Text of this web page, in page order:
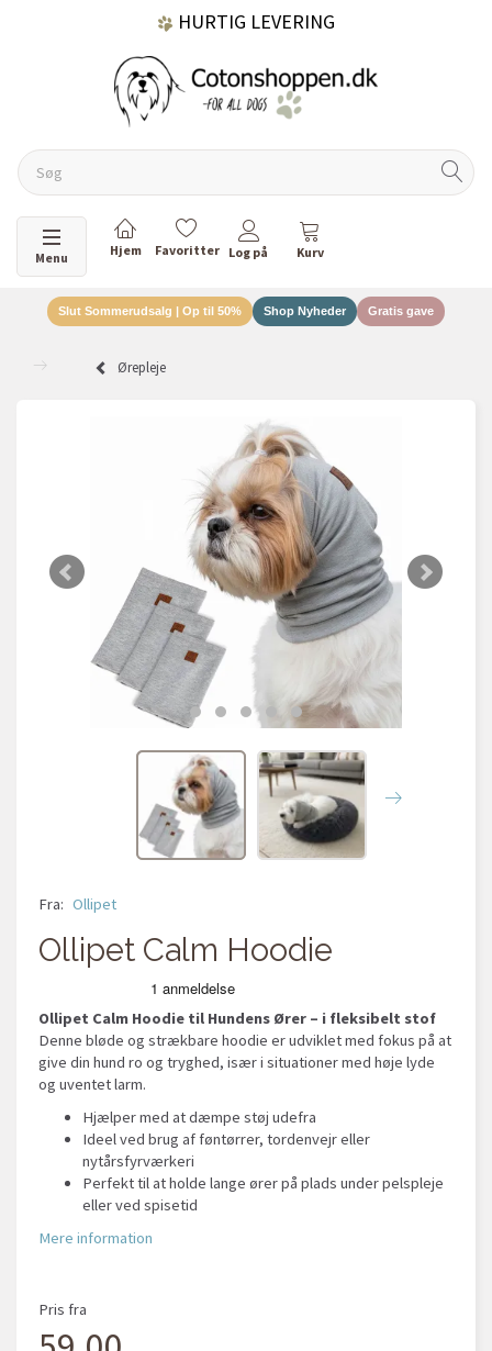
HURTIG LEVERING
60 DAGES RETURRET
Skifte navigation
Menu
Slut Sommerudsalg | Op til 50% Shop Nyheder Gratis gave
Ørepleje
Fra: Ollipet
Ollipet Calm Hoodie
Ollipet Calm Hoodie til Hundens Ører – i fleksibelt stof
Denne bløde og strækbare hoodie er udviklet med fokus på at
give din hund ro og tryghed, især i situationer med høje lyde
og uventet larm.
Hjælper med at dæmpe støj udefra
Ideel ved brug af føntørrer, tordenvejr eller
nytårsfyrværkeri
Perfekt til at holde lange ører på plads under pelspleje
eller ved spisetid
Mere information
Pris fra